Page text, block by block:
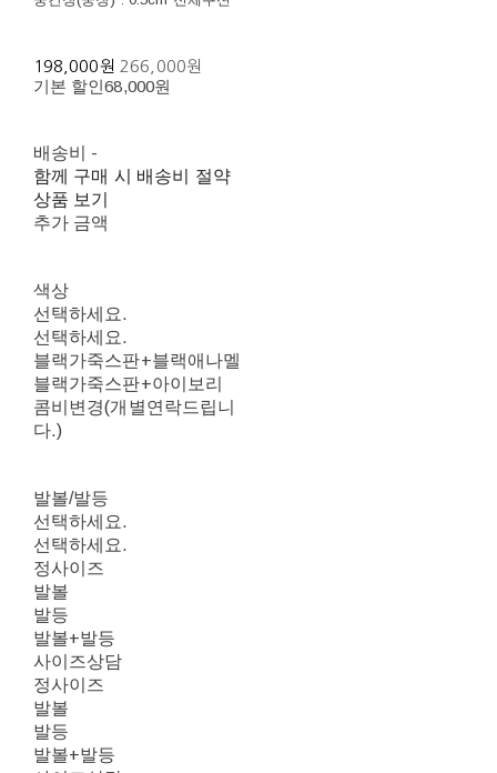
198,000원 266,000원
기본 할인68,000원
배송비 -
함께 구매 시 배송비 절약
상품 보기
추가 금액
색상
선택하세요.
선택하세요.
블랙가죽스판+블랙애나멜
블랙가죽스판+아이보리
콤비변경(개별연락드립니
다.)
발볼/발등
선택하세요.
선택하세요.
정사이즈
발볼
발등
발볼+발등
사이즈상담
정사이즈
발볼
발등
발볼+발등